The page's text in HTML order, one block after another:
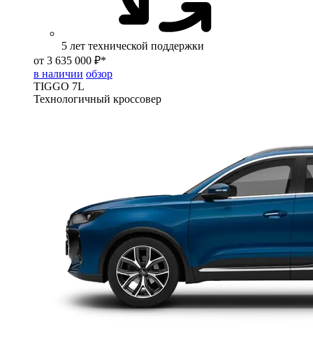
5 лет технической поддержки
от 3 635 000 ₽*
в наличии обзор
TIGGO 7L
Технологичный кроссовер